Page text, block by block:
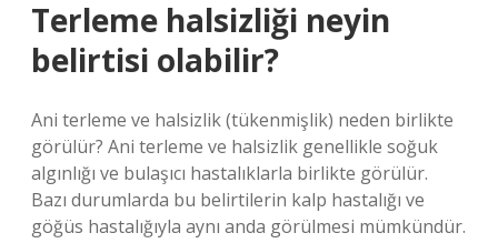
Terleme halsizliği neyin
belirtisi olabilir?
Ani terleme ve halsizlik (tükenmişlik) neden birlikte
görülür? Ani terleme ve halsizlik genellikle soğuk
algınlığı ve bulaşıcı hastalıklarla birlikte görülür.
Bazı durumlarda bu belirtilerin kalp hastalığı ve
göğüs hastalığıyla aynı anda görülmesi mümkündür.